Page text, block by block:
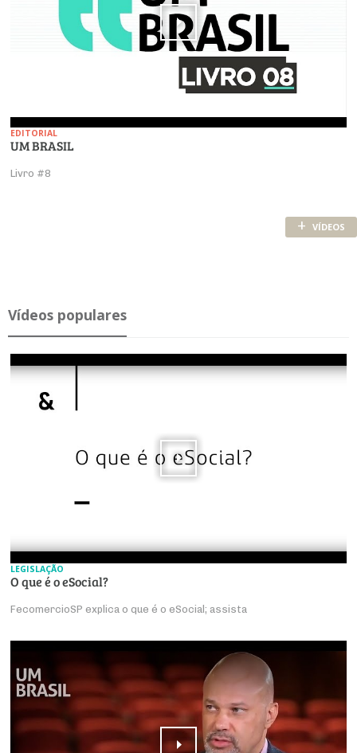
EDITORIAL
UM BRASIL
Livro #8
+ VÍDEOS
Ví­deos po­pu­lares
LEGISLAÇÃO
O que é o eSocial?
FecomercioSP explica o que é o eSocial; assista